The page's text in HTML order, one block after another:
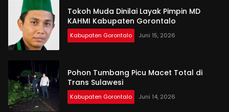
Tokoh Muda Dinilai Layak Pimpin MD
KAHMI Kabupaten Gorontalo
Kabupaten Gorontalo Juni 15, 2026
Pohon Tumbang Picu Macet Total di
Trans Sulawesi
Kabupaten Gorontalo Juni 14, 2026